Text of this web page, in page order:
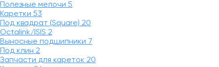
Полезные мелочи 5
Каретки 53
Под квадрат (Square) 20
Octalink/ISIS 2
Выносные подшипники 7
Под клин 2
Запчасти для кареток 20